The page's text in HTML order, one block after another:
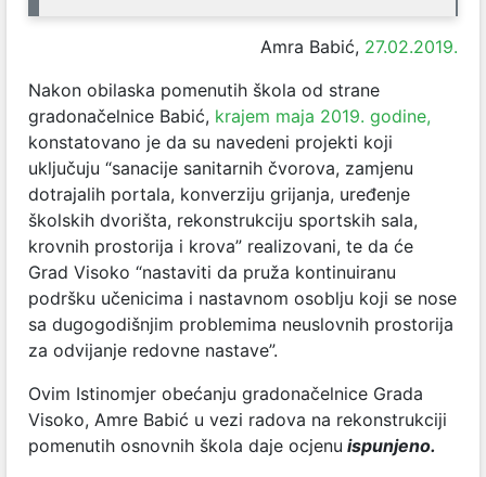
Amra Babić, 27.02.2019.
Nakon obilaska pomenutih škola od strane
gradonačelnice Babić, krajem maja 2019. godine,
konstatovano je da su navedeni projekti koji
uključuju “sanacije sanitarnih čvorova, zamjenu
dotrajalih portala, konverziju grijanja, uređenje
školskih dvorišta, rekonstrukciju sportskih sala,
krovnih prostorija i krova” realizovani, te da će
Grad Visoko “nastaviti da pruža kontinuiranu
podršku učenicima i nastavnom osoblju koji se nose
sa dugogodišnjim problemima neuslovnih prostorija
za odvijanje redovne nastave”.
Ovim Istinomjer obećanju gradonačelnice Grada
Visoko, Amre Babić u vezi radova na rekonstrukciji
pomenutih osnovnih škola daje ocjenu ispunjeno.